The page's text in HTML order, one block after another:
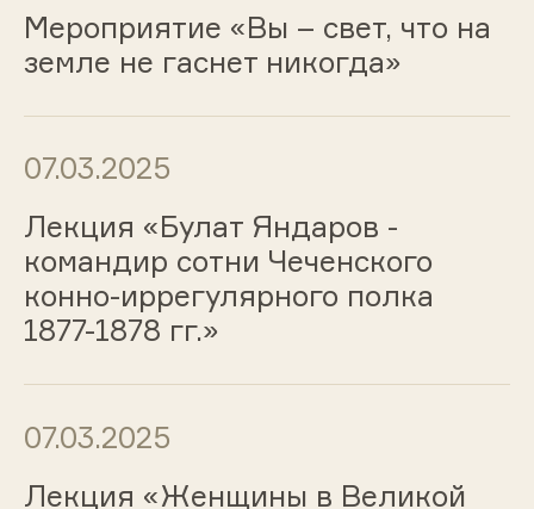
Мероприятие «Вы – свет, что на
земле не гаснет никогда»
07.03.2025
Лекция «Булат Яндаров -
командир сотни Чеченского
конно-иррегулярного полка
1877-1878 гг.»
07.03.2025
Лекция «Женщины в Великой